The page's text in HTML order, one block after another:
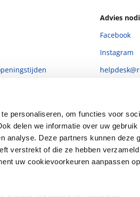
personaliseren, om functies voor
delen we informatie over uw
analyse. Deze partners kunnen deze
verstrekt of die ze hebben
uw cookievoorkeuren aanpassen op
Disclosure policy
Advies
Facebook
Instagram